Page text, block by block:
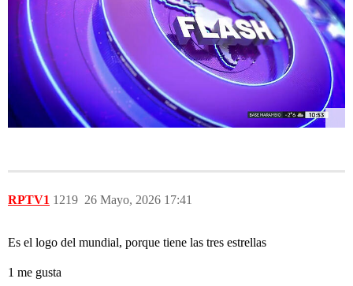
RPTV1 26 Mayo, 2026 17:41
1219
Es el logo del mundial, porque tiene las tres estrellas
1 me gusta